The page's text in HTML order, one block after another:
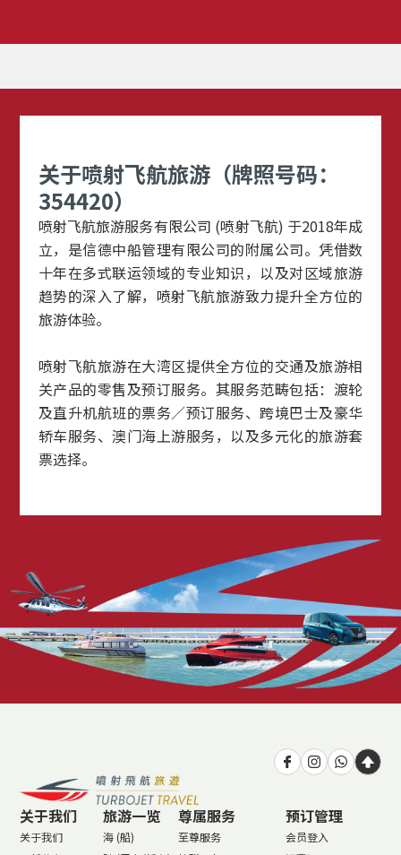
关于喷射飞航旅游（牌照号码：
354420）
喷射飞航旅游服务有限公司 (喷射飞航) 于2018年成
立，是信德中船管理有限公司的附属公司。凭借数
十年在多式联运领域的专业知识，以及对区域旅游
趋势的深入了解，喷射飞航旅游致力提升全方位的
旅游体验。
喷射飞航旅游在大湾区提供全方位的交通及旅游相
关产品的零售及预订服务。其服务范畴包括：渡轮
及直升机航班的票务／预订服务、跨境巴士及豪华
轿车服务、澳门海上游服务，以及多元化的旅游套
票选择。
关于我们
关于我们
旅游一览
海 (船)
尊属服务
至尊服务
预订管理
会员登入